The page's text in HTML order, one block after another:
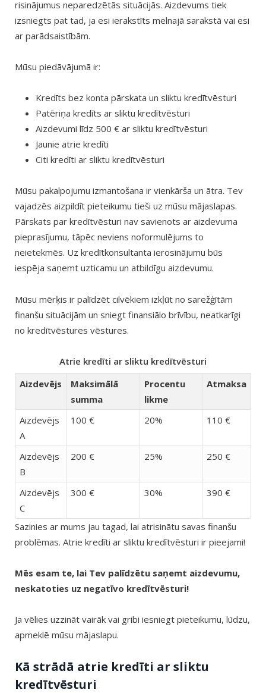
risinājumus neparedzētās situācijās. Aizdevums tiek
izsniegts pat tad, ja esi ierakstīts melnajā sarakstā vai esi
ar parādsaistībām.
Mūsu piedāvājumā ir:
Kredīts bez konta pārskata un sliktu kredītvēsturi
Patēriņa kredīts ar sliktu kredītvēsturi
Aizdevumi līdz 500 € ar sliktu kredītvēsturi
Jaunie atrie kredīti
Citi kredīti ar sliktu kredītvēsturi
Mūsu pakalpojumu izmantošana ir vienkārša un ātra. Tev
vajadzēs aizpildīt pieteikumu tieši uz mūsu mājaslapas.
Pārskats par kredītvēsturi nav savienots ar aizdevuma
pieprasījumu, tāpēc neviens noformulējums to
neietekmēs. Uz kredītkonsultanta ierosinājumu būs
iespēja saņemt uzticamu un atbildīgu aizdevumu.
Mūsu mērķis ir palīdzēt cilvēkiem izkļūt no sarežģītām
finanšu situācijām un sniegt finansiālo brīvību, neatkarīgi
no kredītvēstures vēstures.
Atrie kredīti ar sliktu kredītvēsturi
Aizdevējs
Maksimālā
summa
Procentu
likme
Atmaksa
Aizdevējs
A
100 € 20% 110 €
Aizdevējs
B
200 € 25% 250 €
Aizdevējs
C
300 € 30% 390 €
Sazinies ar mums jau tagad, lai atrisinātu savas finanšu
problēmas. Atrie kredīti ar sliktu kredītvēsturi ir pieejami!
Mēs esam te, lai Tev palīdzētu saņemt aizdevumu,
neskatoties uz negatīvo kredītvēsturi!
Ja vēlies uzzināt vairāk vai gribi iesniegt pieteikumu, lūdzu,
apmeklē mūsu mājaslapu.
Kā strādā atrie kredīti ar sliktu
kredītvēsturi